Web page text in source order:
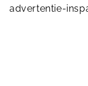
advertentie-